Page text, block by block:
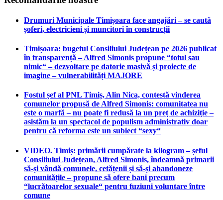
Drumuri Municipale Timișoara face angajări – se caută
șoferi, electricieni și muncitori în construcții
Timișoara: bugetul Consiliului Județean pe 2026 publicat
în transparență – Alfred Simonis propune “totul sau
nimic“ – dezvoltare pe datorie masivă și proiecte de
imagine – vulnerabilități MAJORE
Fostul șef al PNL Timiș, Alin Nica, contestă vinderea
comunelor propusă de Alfred Simonis: comunitatea nu
este o marfă – nu poate fi redusă la un preț de achiziție –
asistăm la un spectacol de populism administrativ doar
pentru că reforma este un subiect “sexy“
VIDEO. Timiș: primării cumpărate la kilogram – șeful
Consiliului Județean, Alfred Simonis, îndeamnă primarii
să-și vândă comunele, cetățenii și să-și abandoneze
comunitățile – propune să ofere bani precum
“lucrătoarelor sexuale“ pentru fuziuni voluntare între
comune